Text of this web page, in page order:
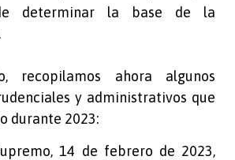
determinar la base de la
recopilamos ahora algunos
y administrativos que
durante 2023:
14 de febrero de 2023,